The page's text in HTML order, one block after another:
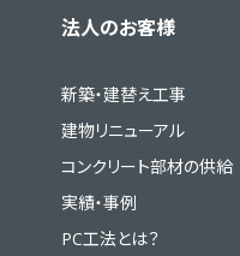
法人のお客様
新築・建替え工事
建物リニューアル
コンクリート部材の供給
実績・事例
PC工法とは？